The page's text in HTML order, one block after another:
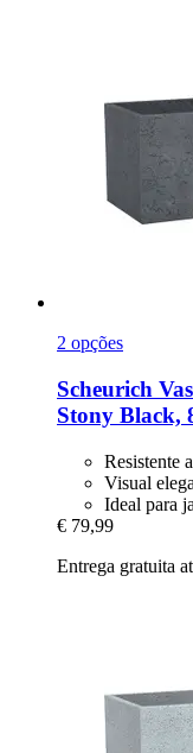
2 opções
Scheurich
Stony Black,
Resistente
Visual
Ideal para
€ 79,99
Entrega gratuita